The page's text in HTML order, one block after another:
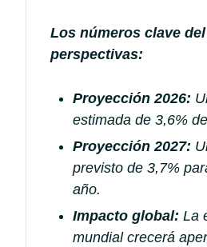
Los números clave
perspectivas:
Proyección 2026:
estimada de 3,6%
Proyección 2027:
previsto de 3,7%
año.
Impacto global: La
mundial crecerá